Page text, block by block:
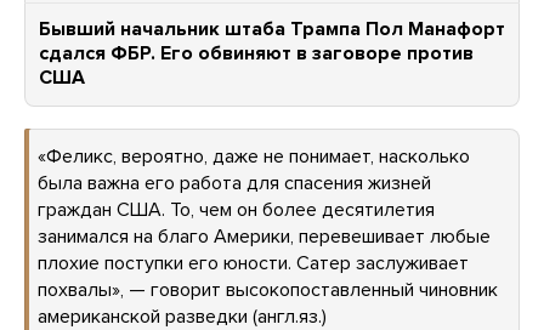
Бывший начальник штаба Трампа Пол Манафорт
сдался ФБР. Его обвиняют в заговоре против
США
«Феликс, вероятно, даже не понимает, насколько
была важна его работа для спасения жизней
граждан США. То, чем он более десятилетия
занимался на благо Америки, перевешивает любые
плохие поступки его юности. Сатер заслуживает
похвалы», — говорит высокопоставленный чиновник
американской разведки (англ.яз.)